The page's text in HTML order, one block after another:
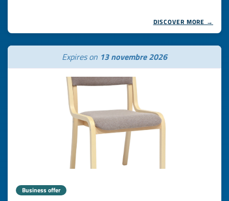
DISCOVER MORE →
Expires on 13 novembre 2026
Business offer